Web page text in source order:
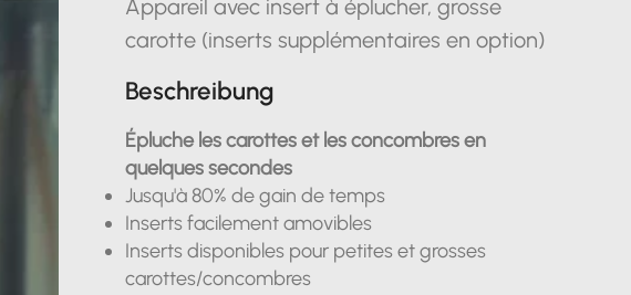
Appareil avec insert à éplucher, grosse
carotte (inserts supplémentaires en option)
Beschreibung
Épluche les carottes et les concombres en
quelques secondes
Jusqu'à 80% de gain de temps
Inserts facilement amovibles
Inserts disponibles pour petites et grosses
carottes/concombres